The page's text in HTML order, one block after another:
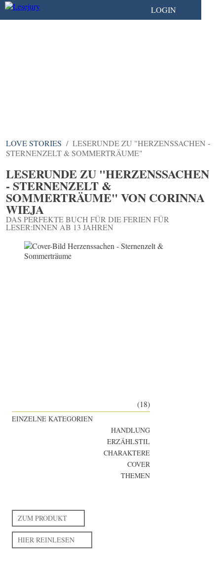
LOGIN
LOVE STORIES
LESERUNDE ZU "HERZENSSACHEN -
STERNENZELT & SOMMERTRÄUME"
LESERUNDE ZU "HERZENSSACHEN
- STERNENZELT &
SOMMERTRÄUME" VON CORINNA
WIEJA
DAS PERFEKTE BUCH FÜR DIE FERIEN FÜR
LESER:INNEN AB 13 JAHREN
(18)
EINZELNE KATEGORIEN
HANDLUNG
ERZÄHLSTIL
CHARAKTERE
COVER
THEMEN
ZUM PRODUKT
HIER REINLESEN